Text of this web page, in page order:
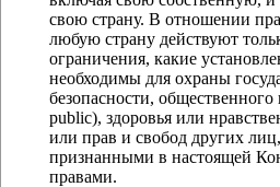
свою страну. В отношении
любую страну действуют
ограничения, какие
необходимы для охраны
безопасности, общественного
public), здоровья или
или прав и свобод других
признанными в настоящей
правами.